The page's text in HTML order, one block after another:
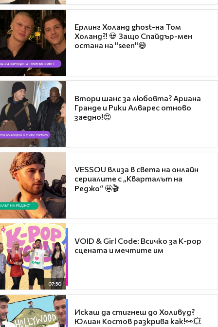
Ерлинг Холанд ghost-на Том
Холанд?! 💀 Защо Спайдър-мен
остана на "seen"😅
Втори шанс за любовта? Ариана
Гранде и Рики Алварес отново
заедно!😍
VESSOU влиза в света на онлайн
сериалите с „Кварталът на
Реджо“ 🤩🎬
07:50
VOID & Girl Code: Всичко за K-pop
сцената и мечтите им
Искаш да стигнеш до Холивуд?
Юлиан Костов разкрива как!👀💥